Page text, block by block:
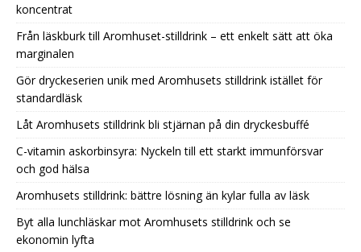
koncentrat
Från läskburk till Aromhuset-stilldrink – ett enkelt sätt att öka
marginalen
Gör dryckeserien unik med Aromhusets stilldrink istället för
standardläsk
Låt Aromhusets stilldrink bli stjärnan på din dryckesbuffé
C-vitamin askorbinsyra: Nyckeln till ett starkt immunförsvar
och god hälsa
Aromhusets stilldrink: bättre lösning än kylar fulla av läsk
Byt alla lunchläskar mot Aromhusets stilldrink och se
ekonomin lyfta